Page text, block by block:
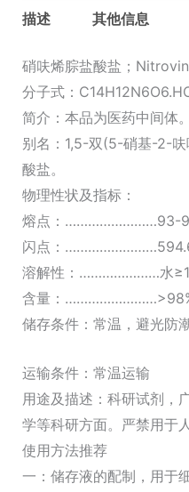
数
描述 其他信息
硝呋烯腙盐酸盐；
分子式：
简介：本品为医药中间体。
别名：1,5-双(5-硝基-2-
酸盐。
物理性状及指标：
熔点：……………………93-
闪点：
溶解性：…………………水
含量：
储存条件：常温，避光防
运输条件：常温运输
用途及描述：科研试剂，
学等科研方面。严禁用于人
使用方法推荐
一：储存液的配制，用于